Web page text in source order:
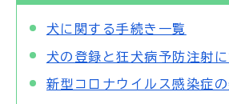
犬に関する手続き一覧
犬の登録と狂犬病予防注射